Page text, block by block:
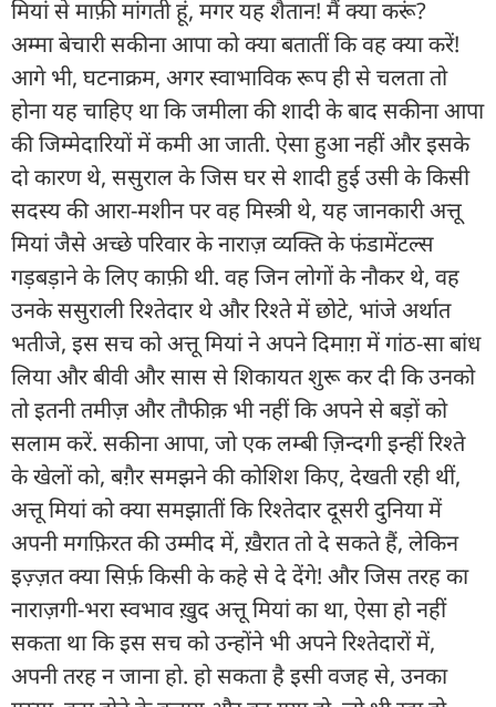
मियां से माफ़ी मांगती हूं, मगर यह शैतान! मैं क्या करूं?
अम्मा बेचारी सकीना आपा को क्या बतातीं कि वह क्या करें!
आगे भी, घटनाक्रम, अगर स्वाभाविक रूप ही से चलता तो
होना यह चाहिए था कि जमीला की शादी के बाद सकीना आपा
की जिम्मेदारियों में कमी आ जाती. ऐसा हुआ नहीं और इसके
दो कारण थे, ससुराल के जिस घर से शादी हुई उसी के किसी
सदस्य की आरा-मशीन पर वह मिस्त्री थे, यह जानकारी अत्तू
मियां जैसे अच्छे परिवार के नाराज़ व्यक्ति के फंडामेंटल्स
गड़बड़ाने के लिए काफ़ी थी. वह जिन लोगों के नौकर थे, वह
उनके ससुराली रिश्तेदार थे और रिश्ते में छोटे, भांजे अर्थात
भतीजे, इस सच को अत्तू मियां ने अपने दिमाग़ में गांठ-सा बांध
लिया और बीवी और सास से शिकायत शुरू कर दी कि उनको
तो इतनी तमीज़ और तौफीक़ भी नहीं कि अपने से बड़ों को
सलाम करें. सकीना आपा, जो एक लम्बी ज़िन्दगी इन्हीं रिश्ते
के खेलों को, बग़ैर समझने की कोशिश किए, देखती रही थीं,
अत्तू मियां को क्या समझातीं कि रिश्तेदार दूसरी दुनिया में
अपनी मगफ़िरत की उम्मीद में, ख़ैरात तो दे सकते हैं, लेकिन
इज़्ज़त क्या सिर्फ़ किसी के कहे से दे देंगे! और जिस तरह का
नाराज़गी-भरा स्वभाव ख़ुद अत्तू मियां का था, ऐसा हो नहीं
सकता था कि इस सच को उन्होंने भी अपने रिश्तेदारों में,
अपनी तरह न जाना हो. हो सकता है इसी वजह से, उनका